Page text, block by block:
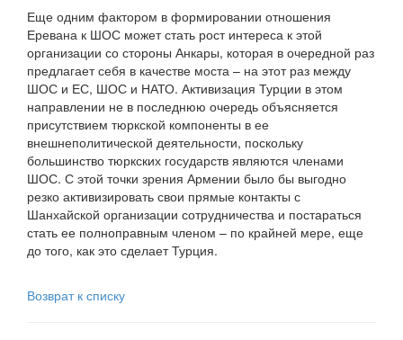
Еще одним фактором в формировании отношения
Еревана к ШОС может стать рост интереса к этой
организации со стороны Анкары, которая в очередной раз
предлагает себя в качестве моста – на этот раз между
ШОС и ЕС, ШОС и НАТО. Активизация Турции в этом
направлении не в последнюю очередь объясняется
присутствием тюркской компоненты в ее
внешнеполитической деятельности, поскольку
большинство тюркских государств являются членами
ШОС. С этой точки зрения Армении было бы выгодно
резко активизировать свои прямые контакты с
Шанхайской организации сотрудничества и постараться
стать ее полноправным членом – по крайней мере, еще
до того, как это сделает Турция.
Возврат к списку